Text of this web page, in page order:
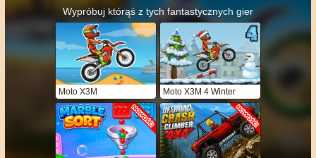
Wypróbuj którąś z tych fantastycznych gier
Moto X3M Moto X3M 4 Winter